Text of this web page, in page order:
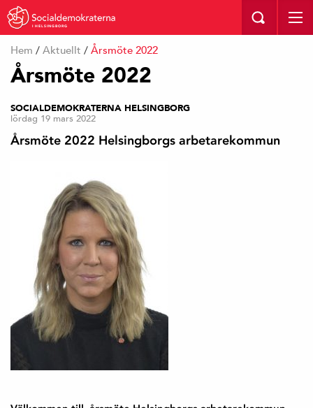
I HELSINGBORG
Hem / Aktuellt / Årsmöte 2022
Årsmöte 2022
SOCIALDEMOKRATERNA HELSINGBORG
lördag 19 mars 2022
Årsmöte 2022 Helsingborgs arbetarekommun